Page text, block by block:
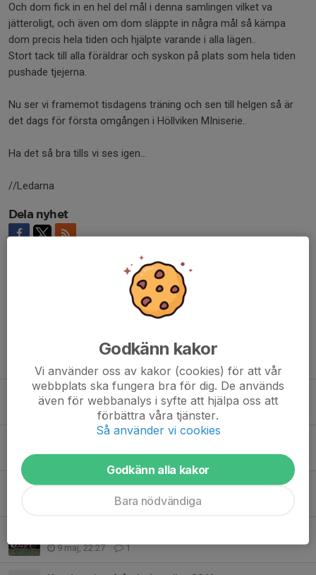
Och dom fick in en hel del mål i denna samlingen vilket va
jätteroligt, och även om dom släppte in några mål så kämpa
dom precis hela tiden och hjälpte varande i alla lägen..
Stort tack till alla föräldrar och syskon på plats som hela tiden
pushade tjejerna.
Nu ser vi framemot tisdagens träning och sen till helgen så är
det dags för första omgången i Höllviken MIniserie..
Ha det så bra tills vi ses igen...
//Ledarna
Dela nyhet
2 sep 2025
Nu drar vi igång höstsäsongen för F20/21! ⚽
6 aug, 09:15 0
14 jun, 21:57 2
F19 levererar fotbollsmagi i Höllviken!
0
9 maj, 22:27 1
Godkänn kakor
Vi använder oss av kakor (cookies) för att vår
webbplats ska fungera bra för dig. De används
även för webbanalys i syfte att hjälpa oss att
förbättra våra tjänster.
Så använder vi cookies
Godkänn alla kakor
Bara nödvändiga